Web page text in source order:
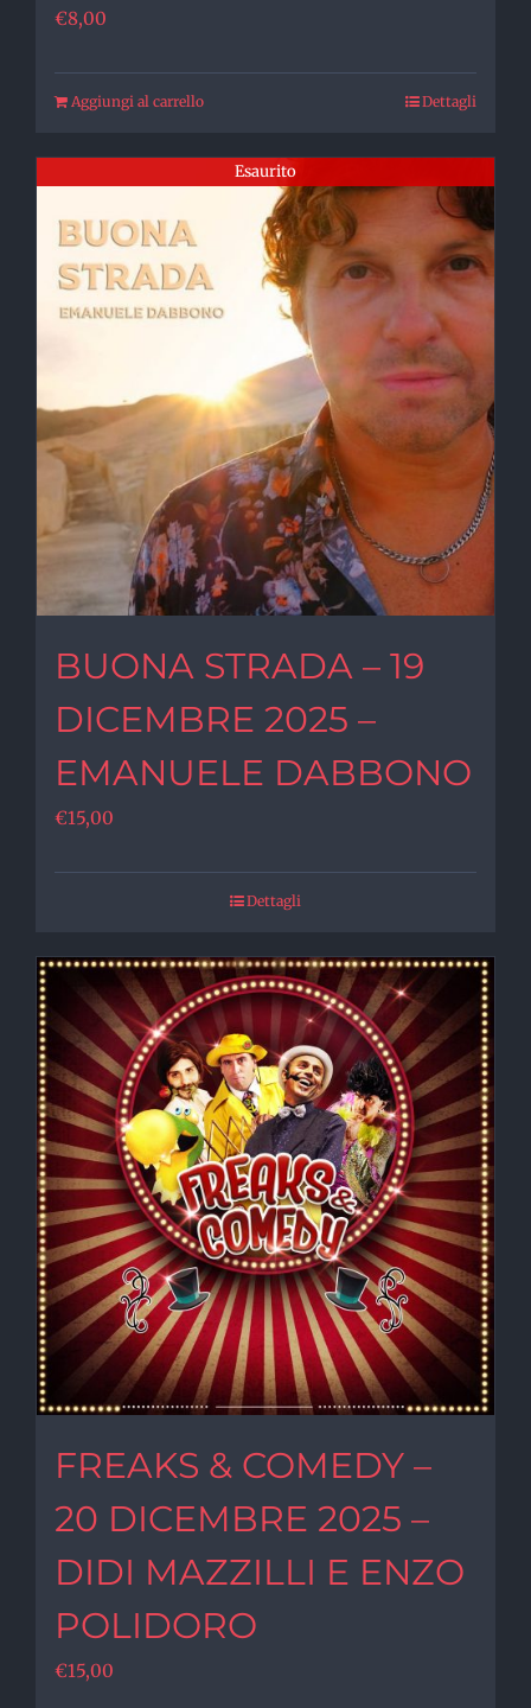
€8,00
Aggiungi al carrello Dettagli
Esaurito
BUONA STRADA – 19
DICEMBRE 2025 –
EMANUELE DABBONO
€15,00
Dettagli
FREAKS & COMEDY –
20 DICEMBRE 2025 –
DIDI MAZZILLI E ENZO
POLIDORO
€15,00